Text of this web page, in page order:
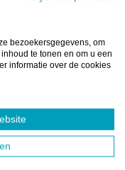
bezoekersgegevens, om
te tonen en om u een
informatie over de cookies
2026
drone die op
jaagt